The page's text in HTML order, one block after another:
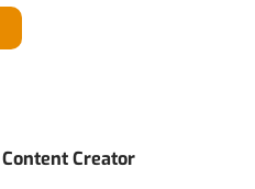
Creator